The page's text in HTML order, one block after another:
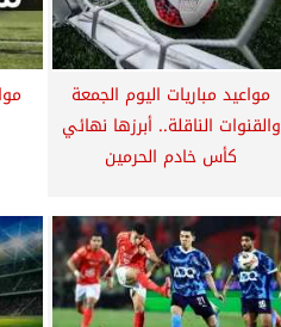
مواعيد مباريات اليوم الجمعة
والقنوات الناقلة.. أبرزها نهائي
كأس خادم الحرمين